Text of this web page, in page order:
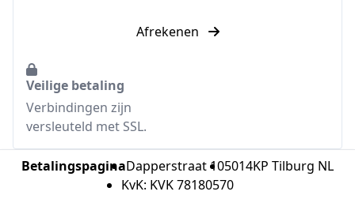
Afrekenen
Veilige betaling
Verbindingen zijn
versleuteld met SSL.
BetalingspaginaDapperstraat 105014KP Tilburg NL
KvK: KVK 78180570